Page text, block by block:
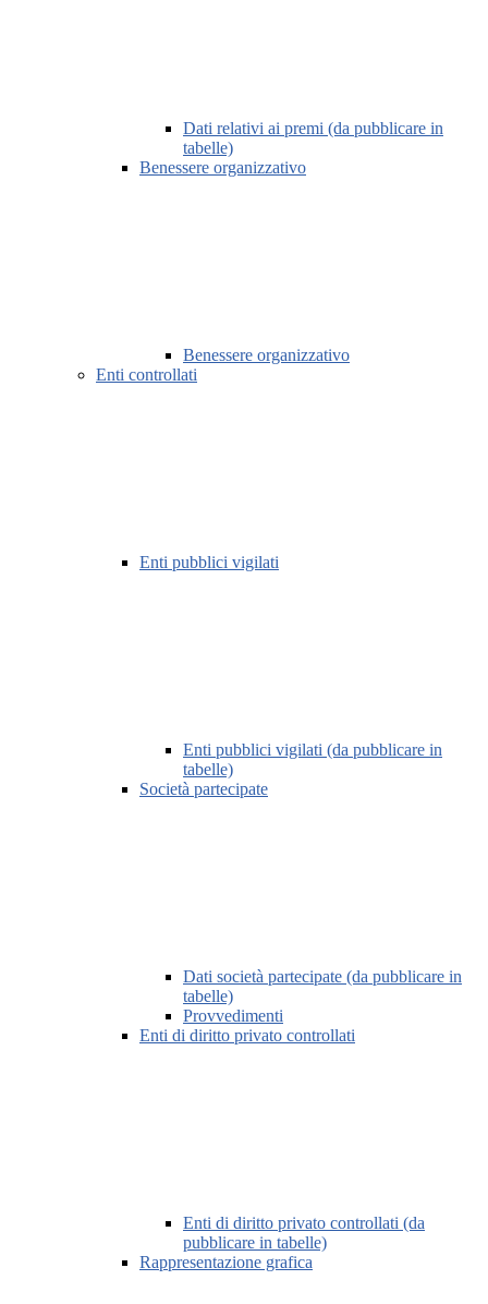
Dati relativi ai premi (da pubblicare in
tabelle)
Benessere organizzativo
Benessere organizzativo
Enti controllati
Enti pubblici vigilati
Enti pubblici vigilati (da pubblicare in
tabelle)
Società partecipate
Dati società partecipate (da pubblicare in
tabelle)
Provvedimenti
Enti di diritto privato controllati
Enti di diritto privato controllati (da
pubblicare in tabelle)
Rappresentazione grafica